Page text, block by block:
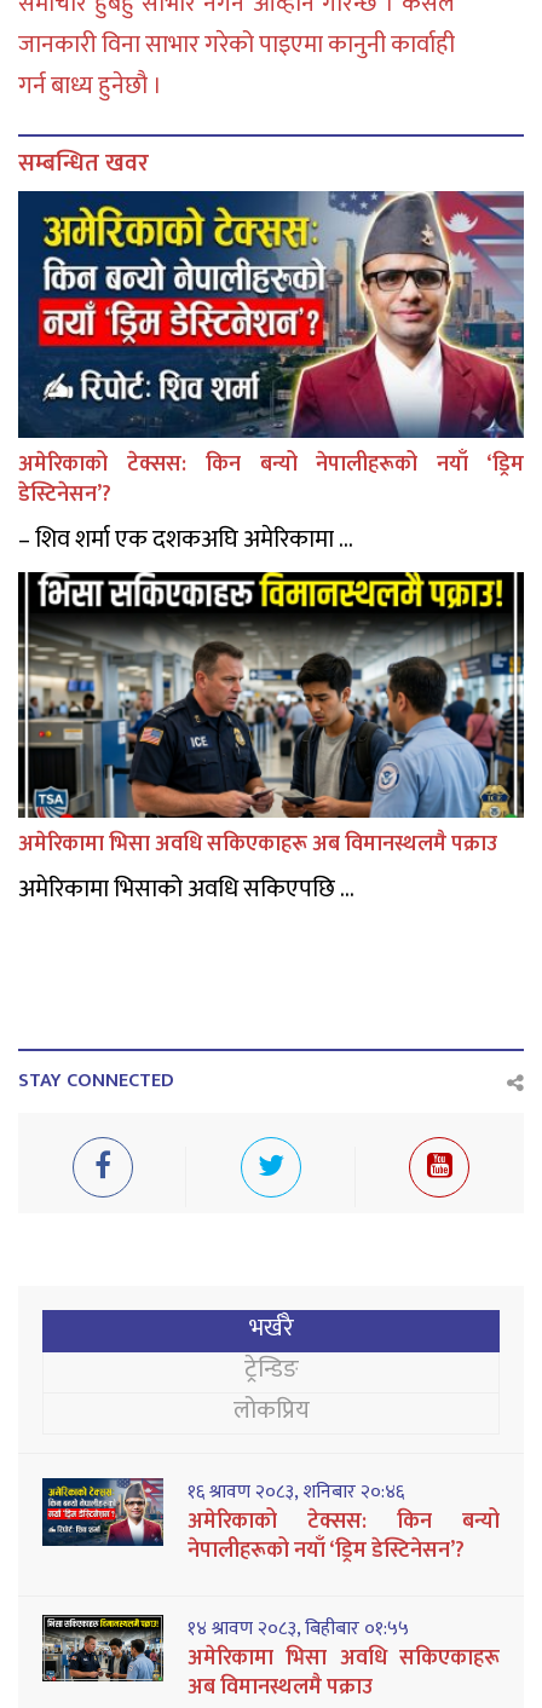
जानकारी विना साभार गरेको पाइएमा कानुनी कार्वाही
गर्न बाध्य हुनेछौ ।
सम्बन्धित खवर
अमेरिकाको टेक्सस: किन बन्यो नेपालीहरूको नयाँ ‘ड्रिम
डेस्टिनेसन’?
– शिव शर्मा एक दशकअघि अमेरिकामा ...
अमेरिकामा भिसा अवधि सकिएकाहरू अब विमानस्थलमै पक्राउ
अमेरिकामा भिसाको अवधि सकिएपछि ...
STAY CONNECTED
भर्खरै
ट्रेन्डिङ
लोकप्रिय
१६ श्रावण २०८३, शनिबार २०:४६
अमेरिकाको टेक्सस: किन बन्यो
नेपालीहरूको नयाँ ‘ड्रिम डेस्टिनेसन’?
१४ श्रावण २०८३, बिहीबार ०१:५५
अमेरिकामा भिसा अवधि सकिएकाहरू
अब विमानस्थलमै पक्राउ